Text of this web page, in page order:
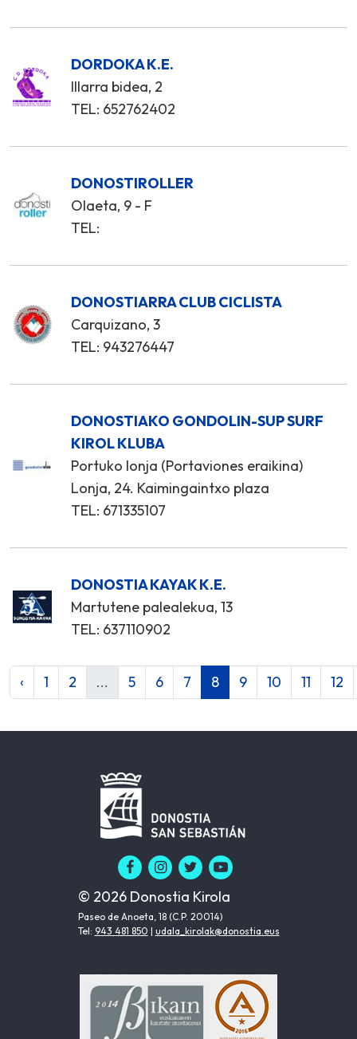
DORDOKA K.E.
Illarra bidea, 2
TEL: 652762402
DONOSTIROLLER
Olaeta, 9 - F
TEL:
DONOSTIARRA CLUB CICLISTA
Carquizano, 3
TEL: 943276447
DONOSTIAKO GONDOLIN-SUP SURF
KIROL KLUBA
Portuko lonja (Portaviones eraikina)
Lonja, 24. Kaimingaintxo plaza
TEL: 671335107
DONOSTIA KAYAK K.E.
Martutene palealekua, 13
TEL: 637110902
‹ 1 2 ... 5 6 7 8 9 10 11 12
© 2026 Donostia Kirola
Paseo de Anoeta, 18 (C.P. 20014)
Tel: 943 481 850 | udala_kirolak@donostia.eus